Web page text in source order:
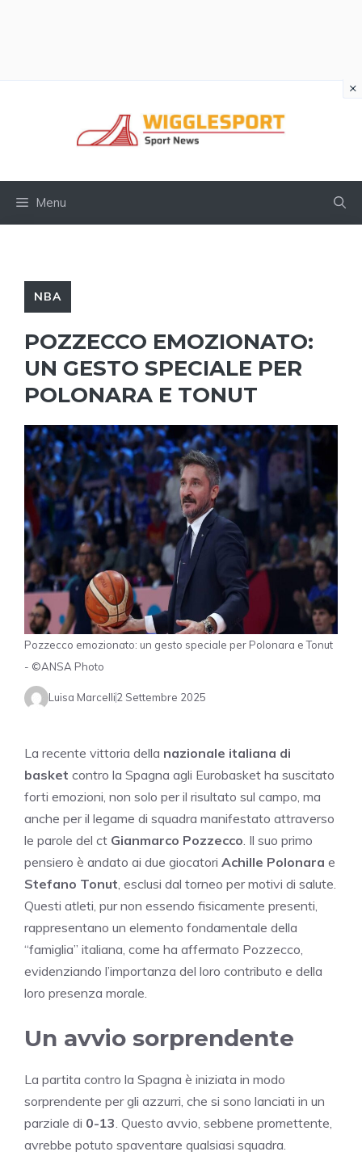
Menu
NBA
POZZECCO EMOZIONATO:
UN GESTO SPECIALE PER
POLONARA E TONUT
Pozzecco emozionato: un gesto speciale per Polonara e Tonut
- ©ANSA Photo
Luisa Marcelli2 Settembre 2025
La recente vittoria della nazionale italiana di
basket contro la Spagna agli Eurobasket ha suscitato
forti emozioni, non solo per il risultato sul campo, ma
anche per il legame di squadra manifestato attraverso
le parole del ct Gianmarco Pozzecco . Il suo primo
pensiero è andato ai due giocatori Achille Polonara e
Stefano Tonut , esclusi dal torneo per motivi di salute.
Questi atleti, pur non essendo fisicamente presenti,
rappresentano un elemento fondamentale della
“famiglia” italiana, come ha affermato Pozzecco,
evidenziando l’importanza del loro contributo e della
loro presenza morale.
Un avvio sorprendente
La partita contro la Spagna è iniziata in modo
sorprendente per gli azzurri, che si sono lanciati in un
parziale di 0-13 . Questo avvio, sebbene promettente,
avrebbe potuto spaventare qualsiasi squadra.
×